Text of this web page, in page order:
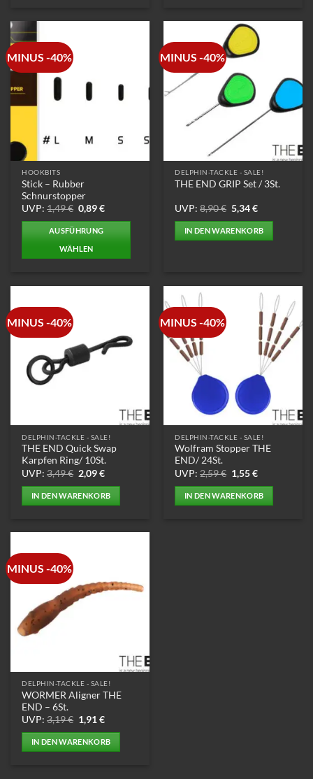
mehrere
Varianten
auf.
Die
Optionen
können
Produktseite
gewählt
werden
MINUS -40%
HOOKBITS
Stick – Rubber
Schnurstopper
UVP: 1,49€ Ursprünglicher
Preis
war:
1,49 €
0,89€Aktueller
AUSFÜHRUNG
WÄHLEN
mehrere
Varianten
auf.
Optionen
können
Produktseite
gewählt
werden
MINUS -40%
DELPHIN-TACKLE - SALE!
THE END GRIP Set / 3St.
UVP: 8,90€ Ursprünglicher
Preis
war:
8,90 €
5,34€Aktueller
ist:
5,34 €.
IN DEN WARENKORB
MINUS -40%
DELPHIN-TACKLE - SALE!
THE END Quick Swap
Karpfen Ring/ 10St.
UVP: 3,49€ Ursprünglicher
Preis
war:
3,49 €
2,09€Aktueller
ist:
2,09 €.
IN DEN WARENKORB
MINUS -40%
DELPHIN-TACKLE - SALE!
Wolfram Stopper THE
END/ 24St.
UVP: 2,59€ Ursprünglicher
Preis
war:
2,59 €
1,55€Aktueller
ist:
1,55 €.
IN DEN WARENKORB
MINUS -40%
DELPHIN-TACKLE - SALE!
WORMER Aligner THE
END – 6St.
UVP: 3,19€ Ursprünglicher
Preis
war:
3,19 €
1,91€Aktueller
ist:
1,91 €.
IN DEN WARENKORB